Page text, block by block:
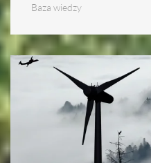
Baza wiedzy